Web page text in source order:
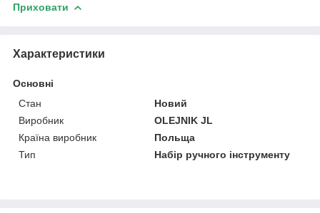
Приховати
Характеристики
Основні
Стан
Новий
Виробник
OLEJNIK JL
Країна виробник
Польща
Тип
Набір ручного інструменту